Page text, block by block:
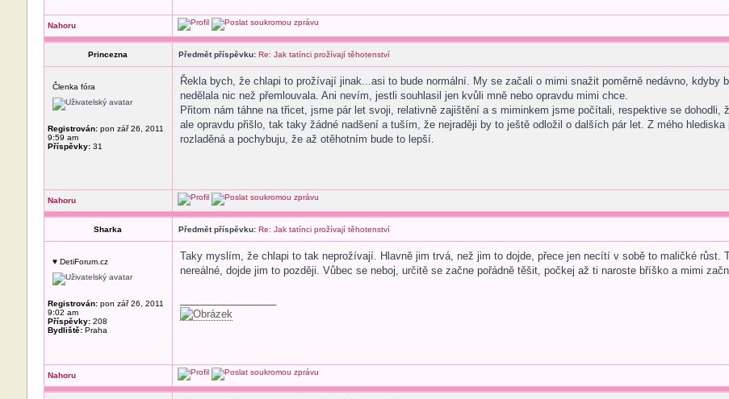
Nahoru
Princezna Předmět příspěvku: Re: Jak tatínci prožívají těhotenství
Členka fóra
Registrován:pon zář 26, 2011
9:59 am
Příspěvky:31
Řekla bych, že chlapi to prožívají jinak...asi to bude normální. My se začali o mimi snažit poměrně nedávno, kdyby
nedělala nic než přemlouvala. Ani nevím, jestli souhlasil jen kvůli mně nebo opravdu mimi chce.
Přitom nám táhne na třicet, jsme pár let svoji, relativně zajištění a s miminkem jsme počítali, respektive se
ale opravdu přišlo, tak taky žádné nadšení a tuším, že nejraději by to ještě odložil o dalších pár let. Z mého
rozladěná a pochybuju, že až otěhotním bude to lepší.
Nahoru
Sharka Předmět příspěvku: Re: Jak tatínci prožívají těhotenství
♥ DetiForum.cz
Registrován:pon zář 26, 2011
9:02 am
Příspěvky:208
Bydliště:Praha
Taky myslím, že chlapi to tak neprožívají. Hlavně jim trvá, než jim to dojde, přece jen necítí v sobě to maličké růst.
nereálné, dojde jim to později. Vůbec se neboj, určitě se začne pořádně těšit, počkej až ti naroste bříško a mimi
Nahoru